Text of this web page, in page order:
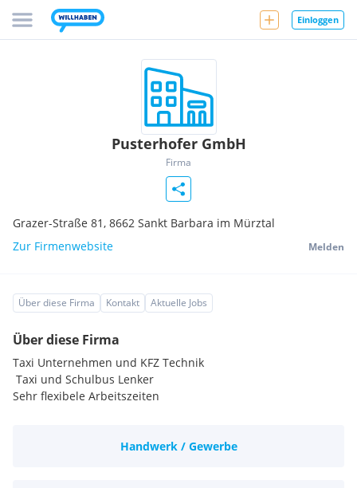
Einloggen
Pusterhofer GmbH
Firma
Grazer-Straße 81, 8662 Sankt Barbara im Mürztal
Zur Firmenwebsite
Melden
Über diese Firma Kontakt Aktuelle Jobs
Über diese Firma
Taxi Unternehmen und KFZ Technik
Taxi und Schulbus Lenker
Sehr flexibele Arbeitszeiten
Handwerk / Gewerbe